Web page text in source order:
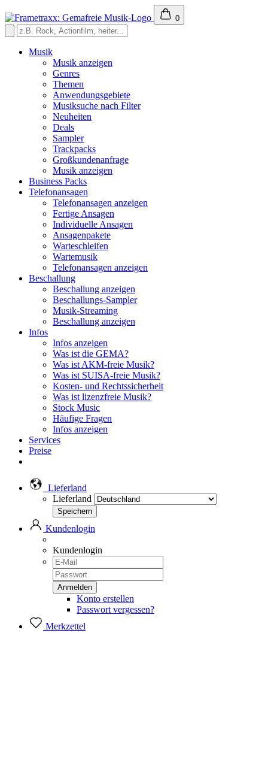
0
Musik
Musik anzeigen
Genres
Themen
Anwendungsgebiete
Musiksuche nach Filter
Neuheiten
Deals
Sampler
Trackpacks
Großkundenanfrage
Musik anzeigen
Business Packs
Telefonansagen
Telefonansagen anzeigen
Fertige Ansagen
Individuelle Ansagen
Ansagenpakete
Warteschleifen
Wartemusik
Telefonansagen anzeigen
Beschallung
Beschallung anzeigen
Beschallungs-Sampler
Musik-Streaming
Beschallung anzeigen
Infos
Infos anzeigen
Was ist die GEMA?
Was ist AKM-freie Musik?
Was ist SUISA-freie Musik?
Kosten- und Rechtssicherheit
Was ist lizenzfreie Musik?
Stock Music
Häufige Fragen
Infos anzeigen
Services
Preise
Lieferland
Lieferland
Kundenlogin
Kundenlogin
Konto erstellen
Passwort vergessen?
Merkzettel